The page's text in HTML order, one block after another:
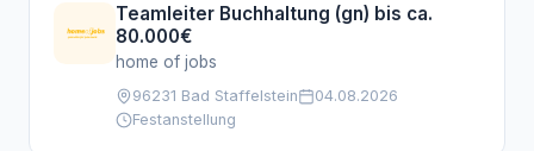
Teamleiter Buchhaltung (gn) bis ca.
80.000€
home of jobs
96231 Bad Staffelstein
04.08.2026
Festanstellung